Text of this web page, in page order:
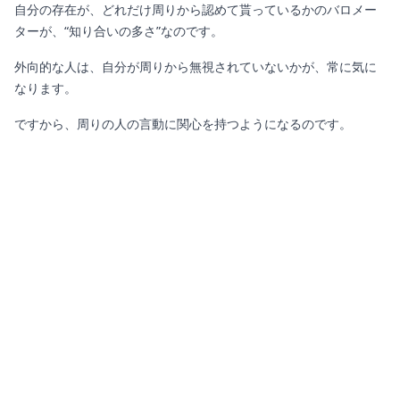
自分の存在が、どれだけ周りから認めて貰っているかのバロメー
ターが、“知り合いの多さ”なのです。
外向的な人は、自分が周りから無視されていないかが、常に気に
なります。
ですから、周りの人の言動に関心を持つようになるのです。